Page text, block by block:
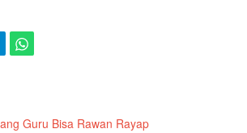
Guru Bisa Rawan Rayap